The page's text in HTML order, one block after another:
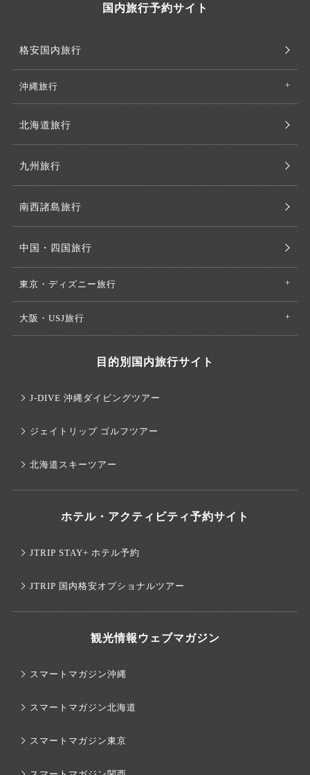
国内旅行予約サイト
格安国内旅行
沖縄旅行
北海道旅行
九州旅行
南西諸島旅行
中国・四国旅行
東京・ディズニー旅行
大阪・USJ旅行
目的別国内旅行サイト
J-DIVE 沖縄ダイビングツアー
ジェイトリップ ゴルフツアー
北海道スキーツアー
ホテル・アクティビティ予約サイト
JTRIP STAY+ ホテル予約
JTRIP 国内格安オプショナルツアー
観光情報ウェブマガジン
スマートマガジン沖縄
スマートマガジン北海道
スマートマガジン東京